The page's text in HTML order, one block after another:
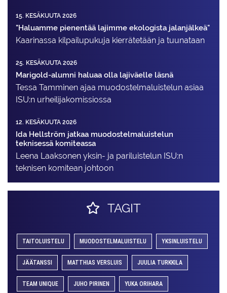
15. KESÄKUUTA 2026
"Haluamme pienentää lajimme ekologista jalanjälkeä"
Kaarinassa kilpailupukuja kierrätetään ja tuunataan
25. KESÄKUUTA 2026
Marigold-alumni haluaa olla lajiväelle läsnä
Tessa Tamminen ajaa muodostelma­luistelun asiaa
ISU:n urheilija­komissiossa
12. KESÄKUUTA 2026
Ida Hellström jatkaa muodostelmaluistelun
teknisessä komiteassa
Leena Laaksonen yksin- ja pariluistelun ISU:n
teknisen komitean johtoon
TAGIT
TAITOLUISTELU MUODOSTELMALUISTELU YKSINLUISTELU
JÄÄTANSSI MATTHIAS VERSLUIS JUULIA TURKKILA
TEAM UNIQUE JUHO PIRINEN YUKA ORIHARA